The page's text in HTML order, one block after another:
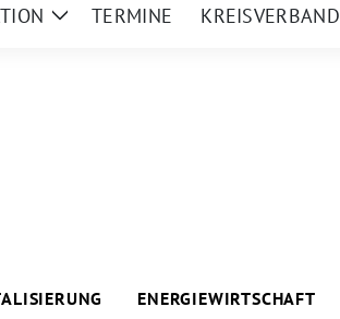
ZeigeTERMINE KREISVERBAND
ENERGIEWIRTSCHAFT